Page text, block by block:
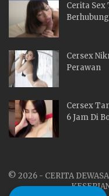
Cerita
Cersex
Perawan
Cersex
6 Jam Di
© 2026 - CERITA